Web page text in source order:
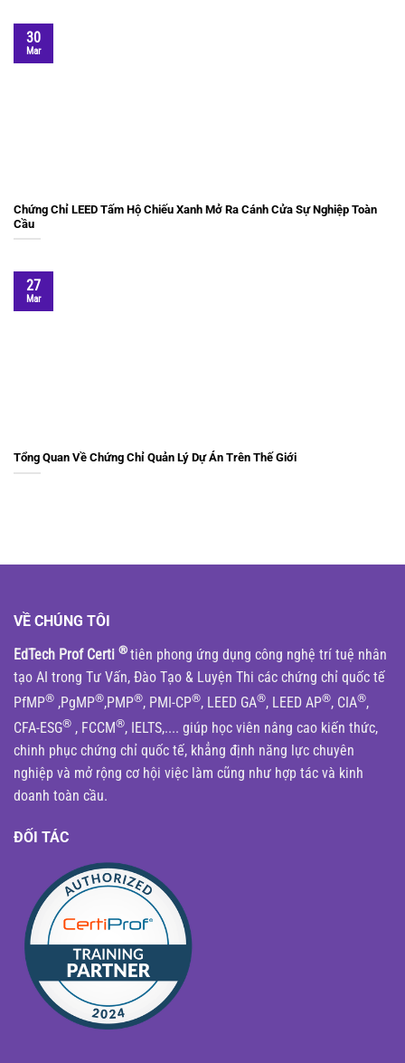
Chứng Chỉ LEED Tấm Hộ Chiếu Xanh Mở Ra Cánh Cửa Sự Nghiệp Toàn
Cầu
30
Mar
Tổng Quan Về Chứng Chỉ Quản Lý Dự Án Trên Thế Giới
27
Mar
VỀ CHÚNG TÔI
EdTech Prof Certi ® tiên phong ứng dụng công nghệ trí tuệ nhân
tạo AI trong Tư Vấn, Đào Tạo & Luyện Thi các chứng chỉ quốc tế
PfMP® ,PgMP®,PMP®, PMI-CP®, LEED GA®, LEED AP®, CIA®,
CFA-ESG® , FCCM®, IELTS,.... giúp học viên nâng cao kiến thức,
chinh phục chứng chỉ quốc tế, khẳng định năng lực chuyên
nghiệp và mở rộng cơ hội việc làm cũng như hợp tác và kinh
doanh toàn cầu.
ĐỐI TÁC